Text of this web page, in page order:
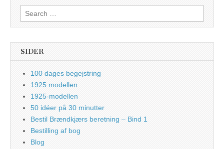
Search
for:
SIDER
100 dages begejstring
1925 modellen
1925-modellen
50 idéer på 30 minutter
Bestil Brændkjærs beretning – Bind 1
Bestilling af bog
Blog